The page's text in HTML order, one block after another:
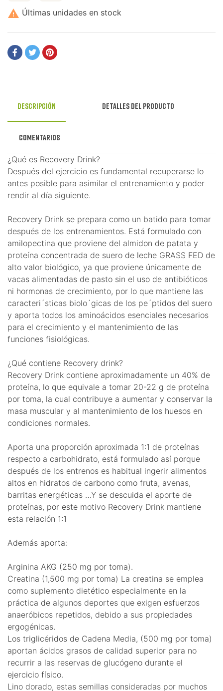
 Últimas unidades en stock
Descripción Detalles del producto
Comentarios
¿Qué es Recovery Drink?
Después del ejercicio es fundamental recuperarse lo
antes posible para asimilar el entrenamiento y poder
rendir al día siguiente.
Recovery Drink se prepara como un batido para tomar
después de los entrenamientos. Está formulado con
amilopectina que proviene del almidon de patata y
proteína concentrada de suero de leche GRASS FED de
alto valor biológico, ya que proviene únicamente de
vacas alimentadas de pasto sin el uso de antibióticos
ni hormonas de crecimiento, por lo que mantiene las
caracteri´sticas biolo´gicas de los pe´ptidos del suero
y aporta todos los aminoácidos esenciales necesarios
para el crecimiento y el mantenimiento de las
funciones fisiológicas.
¿Qué contiene Recovery drink?
Recovery Drink contiene aproximadamente un 40% de
proteína, lo que equivale a tomar 20-22 g de proteína
por toma, la cual contribuye a aumentar y conservar la
masa muscular y al mantenimiento de los huesos en
condiciones normales.
Aporta una proporción aproximada 1:1 de proteínas
respecto a carbohidrato, está formulado así porque
después de los entrenos es habitual ingerir alimentos
altos en hidratos de carbono como fruta, avenas,
barritas energéticas …Y se descuida el aporte de
proteínas, por este motivo Recovery Drink mantiene
esta relación 1:1
Además aporta:
Arginina AKG (250 mg por toma).
Creatina (1,500 mg por toma) La creatina se emplea
como suplemento dietético especialmente en la
práctica de algunos deportes que exigen esfuerzos
anaeróbicos repetidos, debido a sus propiedades
ergogénicas.
Los triglicéridos de Cadena Media, (500 mg por toma)
aportan ácidos grasos de calidad superior para no
recurrir a las reservas de glucógeno durante el
ejercicio físico.
Lino dorado, estas semillas consideradas por muchos